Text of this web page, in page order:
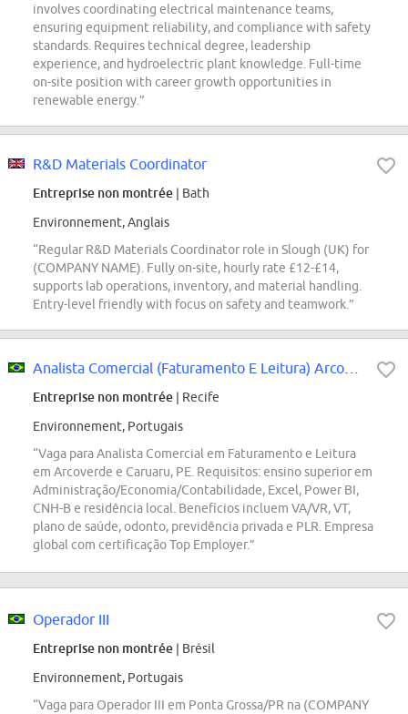
involves coordinating electrical maintenance teams,
ensuring equipment reliability, and compliance with safety
standards. Requires technical degree, leadership
experience, and hydroelectric plant knowledge. Full-time
on-site position with career growth opportunities in
renewable energy.”
R&D Materials Coordinator
Entreprise non montrée | Bath
Environnement, Anglais
“Regular R&D Materials Coordinator role in Slough (UK) for
(COMPANY NAME). Fully on-site, hourly rate £12-£14,
supports lab operations, inventory, and material handling.
Entry-level friendly with focus on safety and teamwork.”
Entreprise non montrée | Recife
Environnement, Portugais
“Vaga para Analista Comercial em Faturamento e Leitura
em Arcoverde e Caruaru, PE. Requisitos: ensino superior em
Administração/Economia/Contabilidade, Excel, Power BI,
CNH-B e residência local. Benefícios incluem VA/VR, VT,
plano de saúde, odonto, previdência privada e PLR. Empresa
global com certificação Top Employer.”
Operador III
Entreprise non montrée | Brésil
Environnement, Portugais
“Vaga para Operador III em Ponta Grossa/PR na (COMPANY